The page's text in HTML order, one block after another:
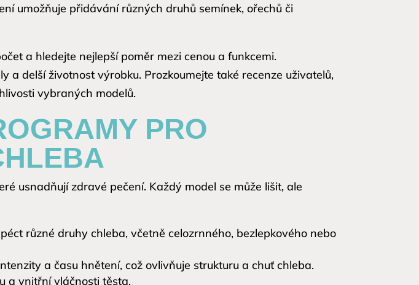
umožňuje přidávání různých druhů semínek, ořechů či
a hledejte nejlepší poměr mezi cenou a funkcemi.
a delší životnost výrobku. Prozkoumejte také recenze uživatelů,
vybraných modelů.
PRO
usnadňují zdravé pečení. Každý model se může lišit, ale
různé druhy chleba, včetně celozrnného, bezlepkového nebo
a času hnětení, což ovlivňuje strukturu a chuť chleba.
a vnitřní vláčnosti těsta.